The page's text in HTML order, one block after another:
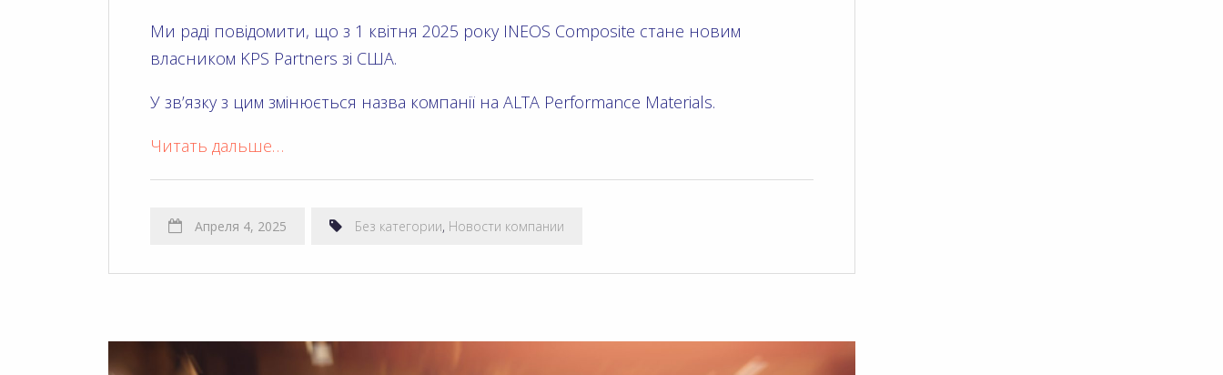
Ми раді повідомити, що з 1 квітня 2025 року INEOS Composite стане новим
власником KPS Partners зі США.
У зв’язку з цим змінюється назва компанії на ALTA Performance Materials.
Читать дальше…
Aпреля 4, 2025 Без категории, Новости компании